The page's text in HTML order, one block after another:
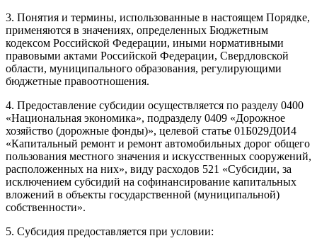
3. Понятия и термины, использованные в настоящем Порядке,
применяются в значениях, определенных Бюджетным
кодексом Российской Федерации, иными нормативными
правовыми актами Российской Федерации, Свердловской
области, муниципального образования, регулирующими
бюджетные правоотношения.
4. Предоставление субсидии осуществляется по разделу 0400
«Национальная экономика», подразделу 0409 «Дорожное
хозяйство (дорожные фонды)», целевой статье 01Б029Д0И4
«Капитальный ремонт и ремонт автомобильных дорог общего
пользования местного значения и искусственных сооружений,
расположенных на них», виду расходов 521 «Субсидии, за
исключением субсидий на софинансирование капитальных
вложений в объекты государственной (муниципальной)
собственности».
5. Субсидия предоставляется при условии: